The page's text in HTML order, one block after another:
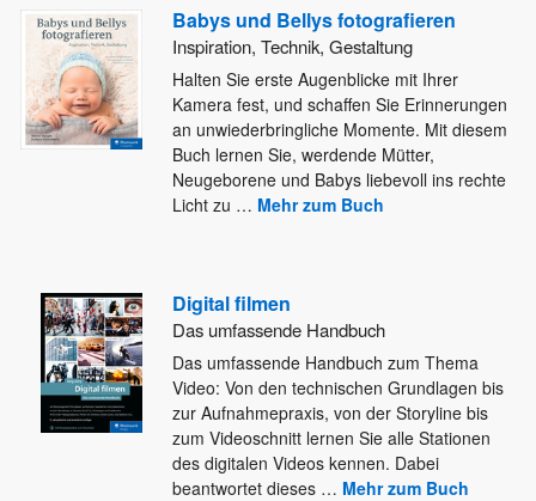
Babys und Bellys fotografieren
Inspiration, Technik, Gestaltung
Halten Sie erste Augenblicke mit Ihrer
Kamera fest, und schaffen Sie Erinnerungen
an unwiederbringliche Momente. Mit diesem
Buch lernen Sie, werdende Mütter,
Neugeborene und Babys liebevoll ins rechte
Licht zu … Mehr zum Buch
Digital filmen
Das umfassende Handbuch
Das umfassende Handbuch zum Thema
Video: Von den technischen Grundlagen bis
zur Aufnahmepraxis, von der Storyline bis
zum Videoschnitt lernen Sie alle Stationen
des digitalen Videos kennen. Dabei
beantwortet dieses … Mehr zum Buch